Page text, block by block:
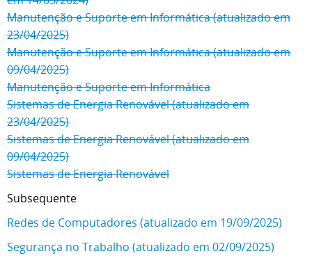
Manutenção e Suporte em Informática (atualizado em
23/04/2025)
Manutenção e Suporte em Informática (atualizado em
09/04/2025)
Manutenção e Suporte em Informática
Sistemas de Energia Renovável (atualizado em
23/04/2025)
Sistemas de Energia Renovável (atualizado em
09/04/2025)
Sistemas de Energia Renovável
Subsequente
Redes de Computadores (atualizado em 19/09/2025)
Segurança no Trabalho (atualizado em 02/09/2025)